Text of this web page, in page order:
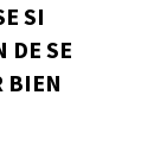
SI
DE SE
BIEN